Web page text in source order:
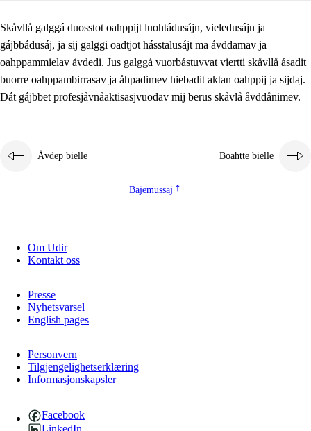
3. Prinsihpa skåvlå dåjmajda
3.2 Åhpadibme ja hiebadum åhpadus
3.3 Aktisasjbarggo sijda ja skåvlå gaskan
3.4 Åhpadus åhpadusvidnudagán ja barggoiellemin
3.5 Profesjåvnåaktisasjvuohta ja skåvllååvddånibme
Skåvllå galggá duosstot oahppijt luohtádusájn, vieledusájn ja
gájbbádusáj, ja sij galggi oadtjot hásstalusájt ma ávddamav ja
oahppammielav åvdedi. Jus galggá vuorbástuvvat viertti skåvllå ásadit
buorre oahppambirrasav ja åhpadimev hiebadit aktan oahppij ja sijdaj.
Dát gájbbet profesjåvnåaktisasjvuodav mij berus skåvlå åvddånimev.
Åvdep bielle Boahtte bielle
Bajemussaj
Om Udir
Kontakt oss
Presse
Nyhetsvarsel
English pages
Personvern
Tilgjengelighetserklæring
Informasjonskapsler
Facebook